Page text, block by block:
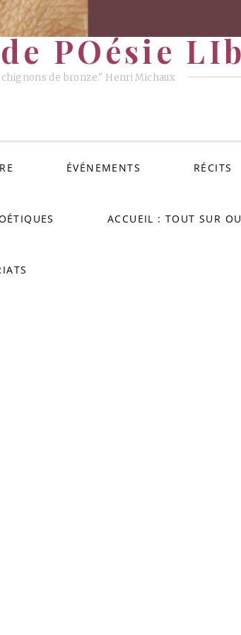
POésie
de bronze." Henri Michaux
ÉVÉNEMENTS RÉCITS
ACCUEIL : TOUT SUR